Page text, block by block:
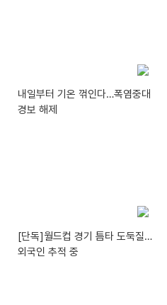
내일부터 기온 꺾인다…폭염중대
경보 해제
[단독]월드컵 경기 틈타 도둑질…
외국인 추적 중